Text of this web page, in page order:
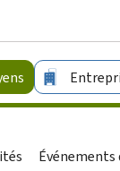
Événements